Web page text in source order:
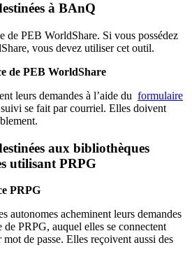
à BAnQ
de PEB WorldShare. Si vous possédez
vous devez utiliser cet outil.
de PEB WorldShare
leurs demandes à l’aide du formulaire
se fait par courriel. Elles doivent
aux bibliothèques
utilisant PRPG
PRPG
autonomes acheminent leurs demandes
PRPG, auquel elles se connectent
de passe. Elles reçoivent aussi des